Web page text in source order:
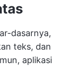
dasarnya,
teks, dan
aplikasi